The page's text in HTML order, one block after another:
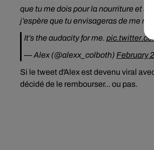
que tu me dois pour la nourriture et
j’espère que tu envisageras de me
It’s the audacity for me.
— Alex (@alexx_colboth) February
Si le tweet d'Alex est devenu viral
décidé de le rembourser... ou pas.